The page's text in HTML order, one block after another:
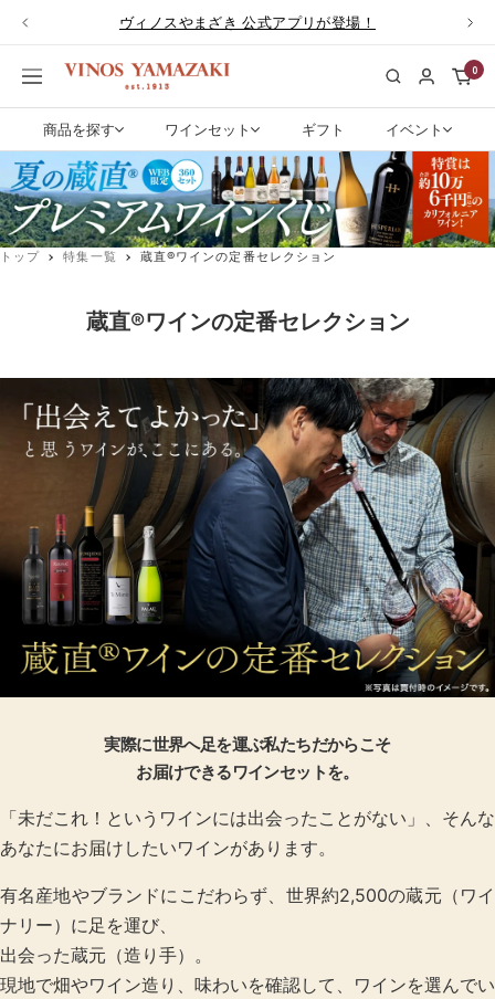
ツ
ス
ッ
プ
戻
ヴィノスやまざき 公式アプリが登場！
次
ナ
ビ
ー
シ
ョ
ン
ワ
ン
専
門
店
ヴ
ィ
ノ
ワ
イ
ン
販
0
商品を探す ワインセット ギフト イベント
トップ 特集一覧 蔵直®ワインの定番セレクション
蔵直®ワインの定番セレクション
実際に世界へ足を運ぶ私たちだからこそ
お届けできるワインセットを。
「未だこれ！というワインには出会ったことがない」、そんな
あなたにお届けしたいワインがあります。
有名産地やブランドにこだわらず、世界約2,500の蔵元（ワイ
ナリー）に足を運び、
出会った蔵元（造り手）。
現地で畑やワイン造り、味わいを確認して、ワインを選んでい